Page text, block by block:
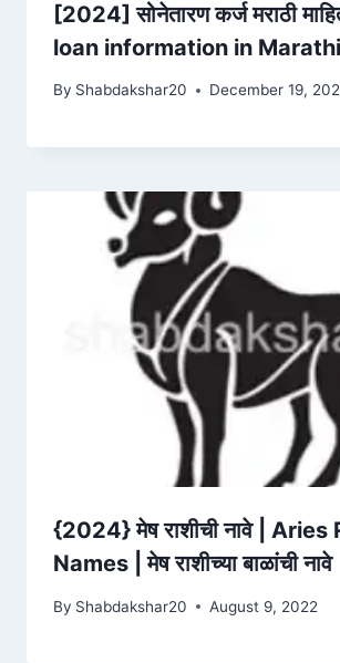
[2024] सोनेतारण कर्ज मराठी
loan information in Marathi
By Shabdakshar20 December 19,
{2024} मेष राशीची नावे | Aries
Names | मेष राशीच्या बाळांची नावे
By Shabdakshar20 August 9, 2022